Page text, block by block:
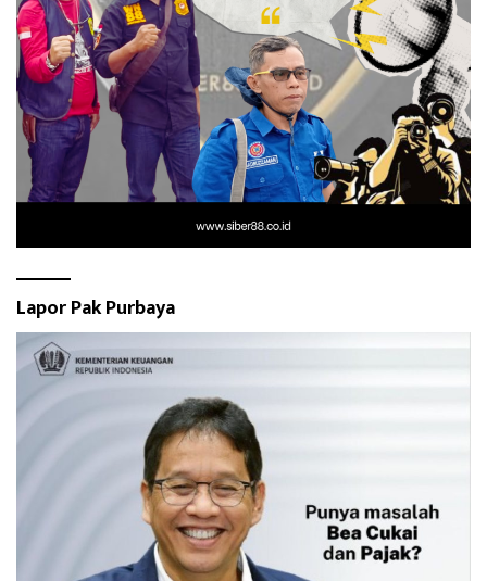
Lapor Pak Purbaya